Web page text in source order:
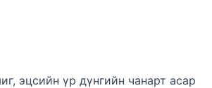
эцсийн үр дүнгийн чанарт асар